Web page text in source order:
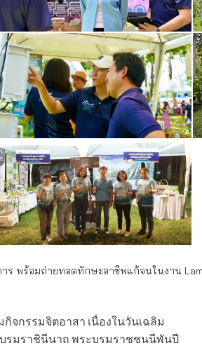
ร พร้อมถ่ายทอดทักษะอาชีพแก้จนในงาน
จกรรมจิตอาสา เนื่องในวันเฉลิม
รมราชินีนาถ พระบรมราชชนนีพันปี